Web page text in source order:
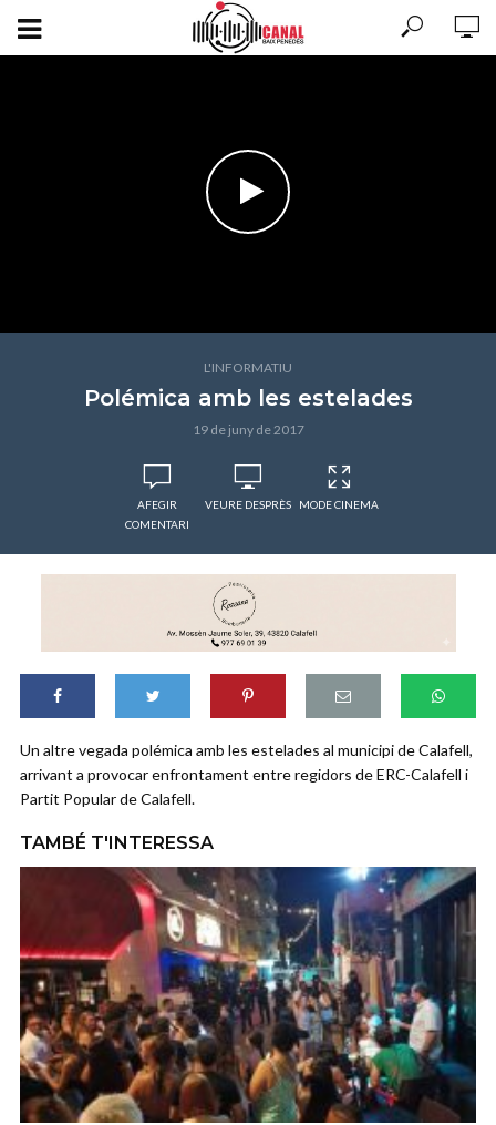
L'INFORMATIU
Polémica amb les estelades
19 de juny de 2017
AFEGIR
COMENTARI
VEURE DESPRÈS MODE CINEMA
Un altre vegada polémica amb les estelades al municipi de Calafell,
arrivant a provocar enfrontament entre regidors de ERC-Calafell i
Partit Popular de Calafell.
TAMBÉ T'INTERESSA